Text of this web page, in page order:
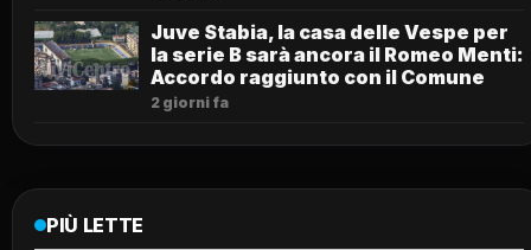
Juve Stabia, la casa delle Vespe per
la serie B sarà ancora il Romeo Menti:
Accordo raggiunto con il Comune
2 giorni fa
PIÙ LETTE